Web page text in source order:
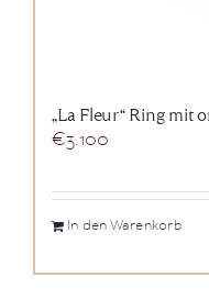
„La Fleur“ Ring mit
€3.100
In den Warenkorb